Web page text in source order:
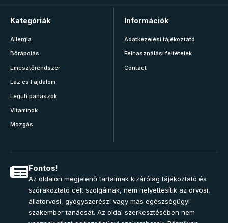
Kategóriák
Allergia
Bőrápolás
Emésztőrendszer
Láz és Fájdalom
Légúti panaszok
Vitaminok
Mozgás
Információk
Adatkezelési tájékoztató
Felhasználási feltételek
Contact
Fontos!
Az oldalon megjelenő tartalmak kizárólag tájékoztató és
szórakoztató célt szolgálnak, nem helyettesítik az orvosi,
állatorvosi, gyógyszerészi vagy más egészségügyi
szakember tanácsát. Az oldal szerkesztésében nem